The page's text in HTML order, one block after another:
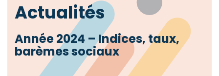
Actualités
Année 2024 – Indices, taux,
barèmes sociaux